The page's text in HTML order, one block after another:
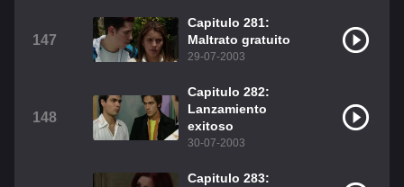
147
Capitulo 281:
Maltrato gratuito
29-07-2003
148
Capitulo 282:
Lanzamiento
exitoso
30-07-2003
Capitulo 283: